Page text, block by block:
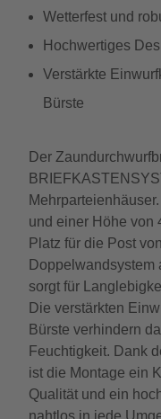
Wetterfest und
Hochwertiges
Verstärkte
Bürste
Der
und einer Höhe von
Platz für die Post
Doppelwandsystem
sorgt für
Die verstärkten
Bürste verhindern
Feuchtigkeit. Dank
ist die Montage ein
Qualität und ein
nahtlos in jede